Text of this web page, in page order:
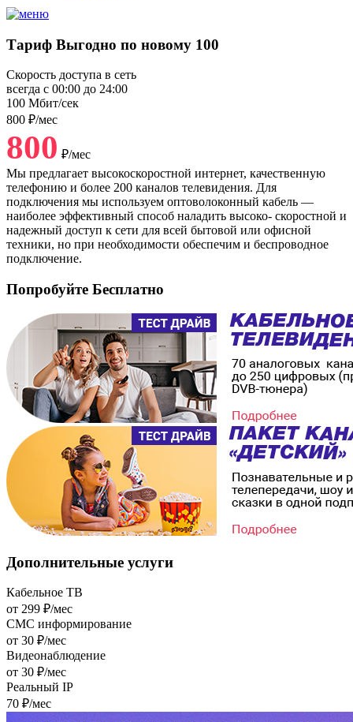
Тариф Выгодно по новому 100
Скорость доступа в сеть
всегда с 00:00 до 24:00
100 Мбит/сек
800 ₽/мес
800 ₽/мес
Мы предлагает высокоскоростной интернет, качественную
телефонию и более 200 каналов телевидения. Для
подключения мы используем оптоволоконный кабель —
наиболее эффективный способ наладить высоко- скоростной и
надежный доступ к сети для всей бытовой или офисной
техники, но при необходимости обеспечим и беспроводное
подключение.
Попробуйте Бесплатно
Дополнительные услуги
Кабельное ТВ
от 299 ₽/мес
СМС информирование
от 30 ₽/мес
Видеонаблюдение
от 30 ₽/мес
Реальный IP
70 ₽/мес